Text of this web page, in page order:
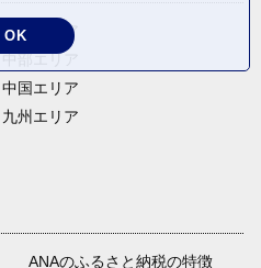
東北エリア
中部エリア
中国エリア
九州エリア
ANAのふるさと納税の特徴
OK